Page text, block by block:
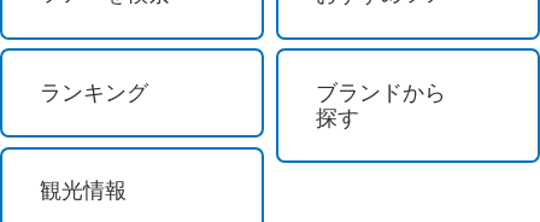
メスキート
アトランタ
自然探訪
登山・ハイキング
ランキング
ブランドから
探す
観光情報